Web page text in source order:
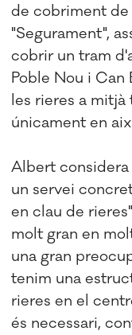
de cobriment de
"Segurament",
cobrir un tram
Poble Nou i Can
les rieres a
únicament en
Albert
un servei
en clau de
molt gran en
una gran
tenim una
rieres en el
és necessari,